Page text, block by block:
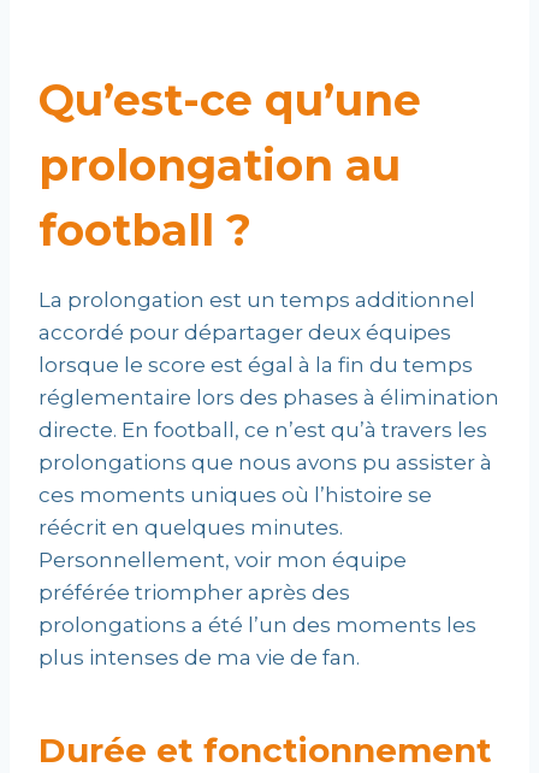
Qu’est-ce qu’une
prolongation au
football ?
La prolongation est un temps additionnel
accordé pour départager deux équipes
lorsque le score est égal à la fin du temps
réglementaire lors des phases à élimination
directe. En football, ce n’est qu’à travers les
prolongations que nous avons pu assister à
ces moments uniques où l’histoire se
réécrit en quelques minutes.
Personnellement, voir mon équipe
préférée triompher après des
prolongations a été l’un des moments les
plus intenses de ma vie de fan.
Durée et fonctionnement